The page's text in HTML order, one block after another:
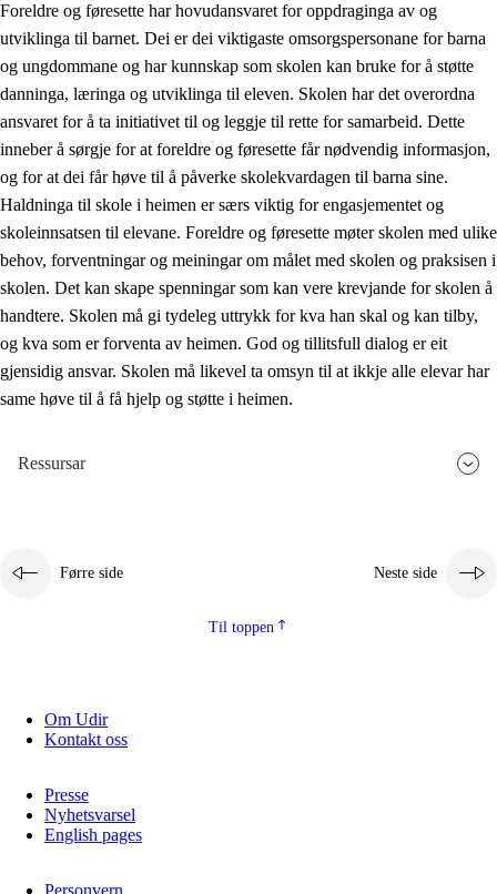
3. Prinsipp for praksisen i skolen
Eit inkluderande læringsmiljø
3.2 Undervisning og tilpassa opplæring
3.3 Samarbeid mellom heim og skole
3.4 Opplæring i lærebedrift og arbeidsliv
Profesjonsfellesskap og skoleutvikling
Foreldre og føresette har hovudansvaret for oppdraginga av og
utviklinga til barnet. Dei er dei viktigaste omsorgspersonane for barna
og ungdommane og har kunnskap som skolen kan bruke for å støtte
danninga, læringa og utviklinga til eleven. Skolen har det overordna
ansvaret for å ta initiativet til og leggje til rette for samarbeid. Dette
inneber å sørgje for at foreldre og føresette får nødvendig informasjon,
og for at dei får høve til å påverke skolekvardagen til barna sine.
Haldninga til skole i heimen er særs viktig for engasjementet og
skoleinnsatsen til elevane. Foreldre og føresette møter skolen med ulike
behov, forventningar og meiningar om målet med skolen og praksisen i
skolen. Det kan skape spenningar som kan vere krevjande for skolen å
handtere. Skolen må gi tydeleg uttrykk for kva han skal og kan tilby,
og kva som er forventa av heimen. God og tillitsfull dialog er eit
gjensidig ansvar. Skolen må likevel ta omsyn til at ikkje alle elevar har
same høve til å få hjelp og støtte i heimen.
Ressursar
Førre side Neste side
Til toppen
Om Udir
Kontakt oss
Presse
Nyhetsvarsel
English pages